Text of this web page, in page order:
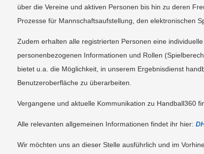
über die Vereine und aktiven Personen bis hin zu deren
Prozesse für Mannschaftsaufstellung, den elektronischen
Zudem erhalten alle registrierten Personen eine
personenbezogenen Informationen und Rollen
bietet u.a. die Möglichkeit, in unserem Ergebnisdienst
Benutzeroberfläche zu überarbeiten.
Vergangene und aktuelle Kommunikation zu Handball360
Alle relevanten allgemeinen Informationen findet ihr hier:
Wir möchten uns an dieser Stelle ausführlich und im